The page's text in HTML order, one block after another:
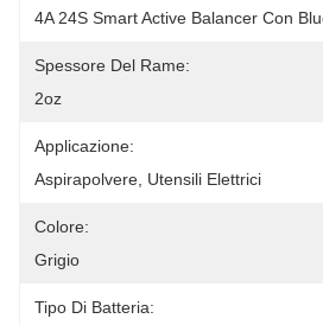
4A 24S Smart Active Balancer Con
Spessore Del Rame:
2oz
Applicazione:
Aspirapolvere, Utensili Elettrici
Colore:
Grigio
Tipo Di Batteria: